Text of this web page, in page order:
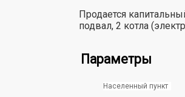
Продается
подвал, 2 котла
Параметры
Населенный пункт